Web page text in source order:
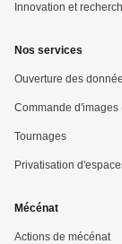
Innovation et
Nos services
Ouverture des
Commande d'images
Tournages
Privatisation
Mécénat
Actions de mécénat